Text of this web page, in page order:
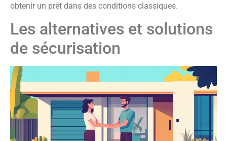
obtenir un prêt dans des conditions classiques.
Les alternatives et solutions
de sécurisation